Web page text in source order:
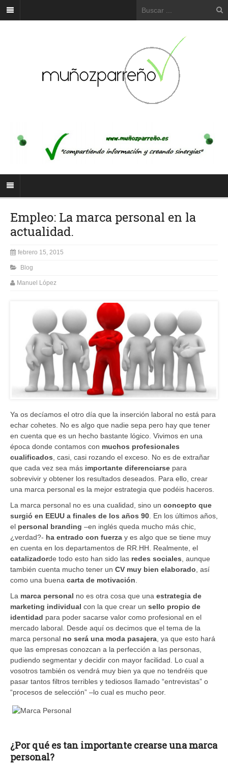
Empleo: La marca personal en la
actualidad.
febrero 15, 2015
Blog
Manuel López
Ya os decíamos el otro día que la inserción laboral no está para
echar cohetes. No es algo que nadie sepa pero hay que tener
en cuenta que es un hecho bastante lógico. Vivimos en una
época donde contamos con muchos profesionales
cualificados , casi, casi rozando el exceso. No es de extrañar
que cada vez sea más importante diferenciarse para
sobrevivir y obtener los resultados deseados. Para ello, crear
una marca personal es la mejor estrategia que podéis haceros.
La marca personal no es una cualidad, sino un concepto que
surgió en EEUU a finales de los años 90 . En los últimos años,
el personal branding –en inglés queda mucho más chic,
¿verdad?- ha entrado con fuerza y es algo que se tiene muy
en cuenta en los departamentos de RR.HH. Realmente, el
catalizadorde todo esto han sido las redes sociales , aunque
también cuenta mucho tener un CV muy bien elaborado , así
como una buena carta de motivación
La marca personal no es otra cosa que una estrategia de
marketing individual con la que crear un sello propio de
identidad para poder sacarse valor como profesional en el
mercado laboral. Desde aquí os decimos que el tema de la
marca personal no será una moda pasajera , ya que esto hará
que las empresas conozcan a la perfección a las personas,
pudiendo segmentar y decidir con mayor facilidad. Lo cual a
vosotros también os vendrá muy bien ya que no tendréis que
pasar tantos filtros terribles y tediosos llamado “entrevistas” o
“procesos de selección” –lo cual es mucho peor.
¿Por qué es tan importante crearse una marca
personal?